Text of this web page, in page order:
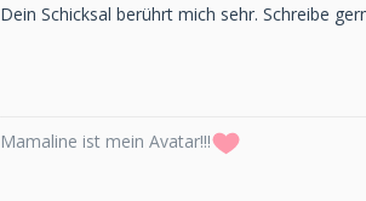
Dein Schicksal berührt mich sehr. Schreibe
Mamaline ist mein Avatar!!!